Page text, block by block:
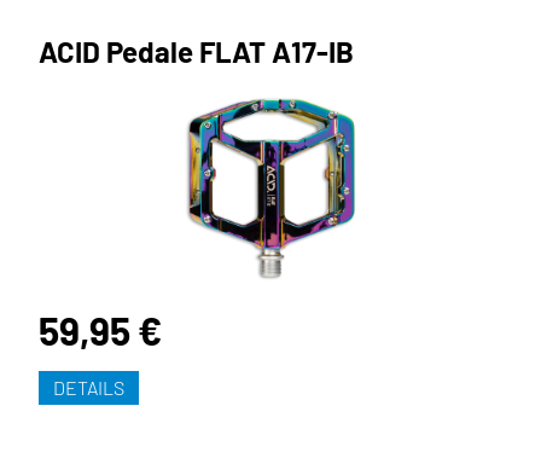
ACID Pedale FLAT A17-IB
59,95 €
DETAILS